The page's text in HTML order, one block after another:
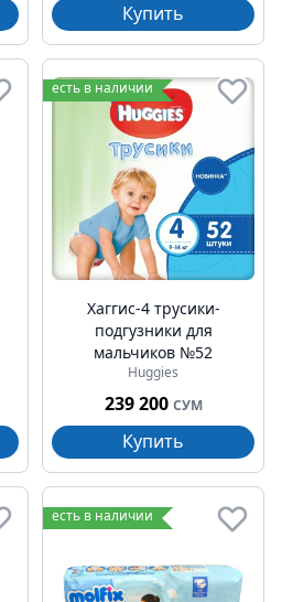
Купить
есть в наличии
Хаггис-4 трусики-
подгузники для
мальчиков №52
Huggies
239 200 СУМ
Купить
есть в наличии